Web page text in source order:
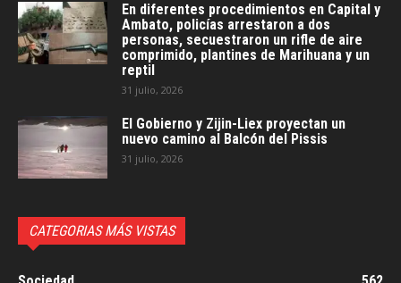
En diferentes procedimientos en Capital y
Ambato, policías arrestaron a dos
personas, secuestraron un rifle de aire
comprimido, plantines de Marihuana y un
reptil
31 julio, 2026
El Gobierno y Zijin-Liex proyectan un
nuevo camino al Balcón del Pissis
31 julio, 2026
CATEGORIAS MÁS VISTAS